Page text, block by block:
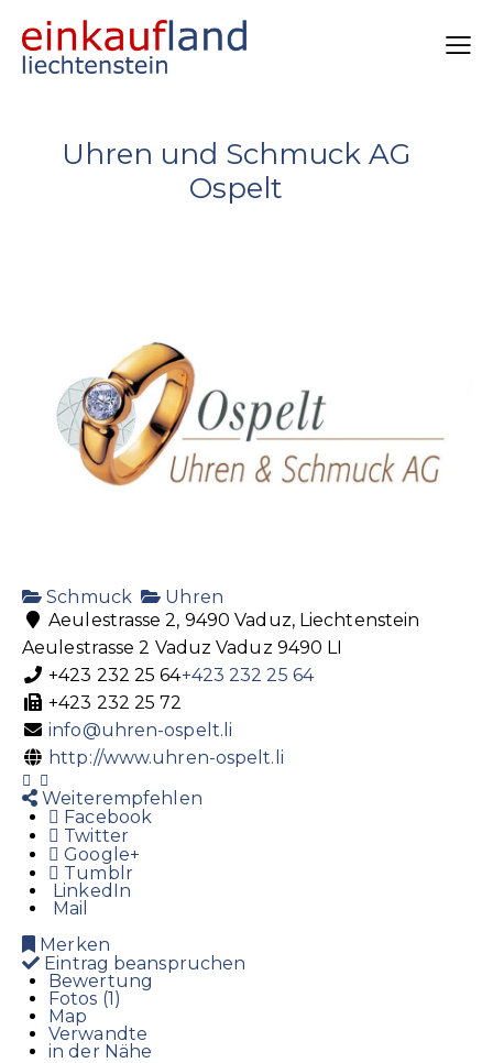
Uhren und Schmuck AG
Ospelt
Schmuck
Uhren
Aeulestrasse 2, 9490 Vaduz, Liechtenstein
Aeulestrasse 2 Vaduz Vaduz 9490 LI
+423 232 25 64+423 232 25 64
+423 232 25 72
info@uhren-ospelt.li
http://www.uhren-ospelt.li
Weiterempfehlen
Facebook
Twitter
Google+
Tumblr
LinkedIn
Mail
Merken
Eintrag beanspruchen
Bewertung
Fotos (1)
Map
Verwandte
in der Nähe